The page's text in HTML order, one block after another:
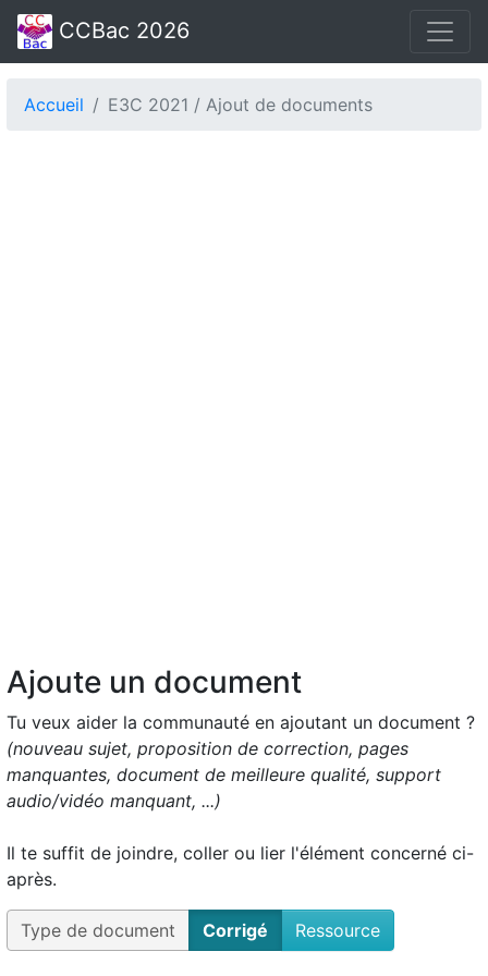
CCBac 2026
Accueil E3C 2021 / Ajout de documents
Ajoute un document
Tu veux aider la communauté en ajoutant un document ?
(nouveau sujet, proposition de correction, pages
manquantes, document de meilleure qualité, support
audio/vidéo manquant, ...)
Il te suffit de joindre, coller ou lier l'élément concerné ci-
après.
Type de document Corrigé Ressource